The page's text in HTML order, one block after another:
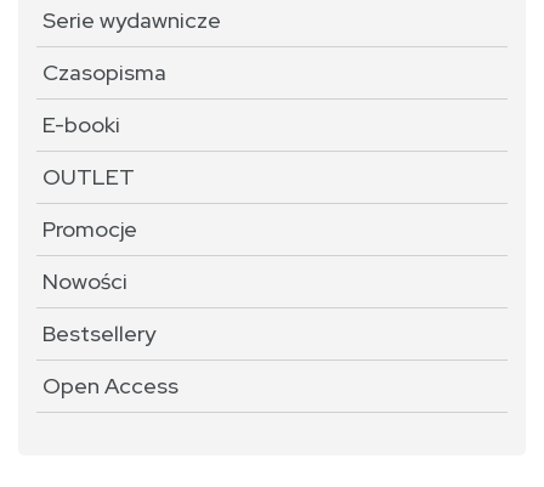
Serie wydawnicze
Czasopisma
E-booki
OUTLET
Promocje
Nowości
Bestsellery
Open Access